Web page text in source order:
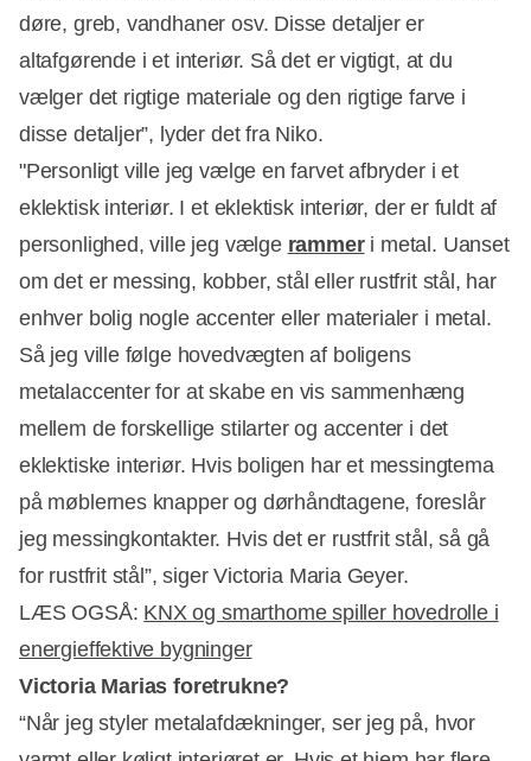
døre, greb, vandhaner osv. Disse detaljer er
altafgørende i et interiør. Så det er vigtigt, at du
vælger det rigtige materiale og den rigtige farve i
disse detaljer”, lyder det fra Niko.
"Personligt ville jeg vælge en farvet afbryder i et
eklektisk interiør. I et eklektisk interiør, der er fuldt af
personlighed, ville jeg vælge rammeri metal. Uanset
om det er messing, kobber, stål eller rustfrit stål, har
enhver bolig nogle accenter eller materialer i metal.
Så jeg ville følge hovedvægten af boligens
metalaccenter for at skabe en vis sammenhæng
mellem de forskellige stilarter og accenter i det
eklektiske interiør. Hvis boligen har et messingtema
på møblernes knapper og dørhåndtagene, foreslår
jeg messingkontakter. Hvis det er rustfrit stål, så gå
for rustfrit stål”, siger Victoria Maria Geyer.
LÆS OGSÅ: KNX og smarthome spiller hovedrolle i
energieffektive bygninger
Victoria Marias foretrukne?
“Når jeg styler metalafdækninger, ser jeg på, hvor